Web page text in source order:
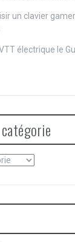
un clavier
électrique le